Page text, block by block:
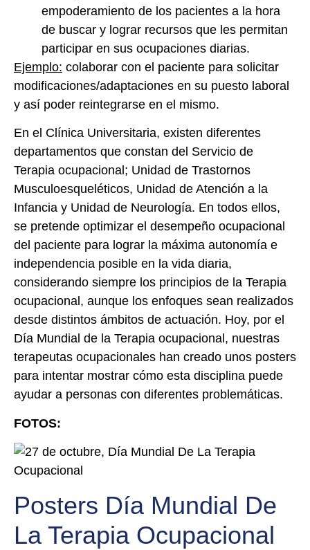
empoderamiento de los pacientes a la hora
de buscar y lograr recursos que les permitan
participar en sus ocupaciones diarias.
Ejemplo: colaborar con el paciente para solicitar
modificaciones/adaptaciones en su puesto laboral
y así poder reintegrarse en el mismo.
En el Clínica Universitaria, existen diferentes
departamentos que constan del Servicio de
Terapia ocupacional; Unidad de Trastornos
Musculoesqueléticos, Unidad de Atención a la
Infancia y Unidad de Neurología. En todos ellos,
se pretende optimizar el desempeño ocupacional
del paciente para lograr la máxima autonomía e
independencia posible en la vida diaria,
considerando siempre los principios de la Terapia
ocupacional, aunque los enfoques sean realizados
desde distintos ámbitos de actuación. Hoy, por el
Día Mundial de la Terapia ocupacional, nuestras
terapeutas ocupacionales han creado unos posters
para intentar mostrar cómo esta disciplina puede
ayudar a personas con diferentes problemáticas.
FOTOS:
Posters Día Mundial De
La Terapia Ocupacional